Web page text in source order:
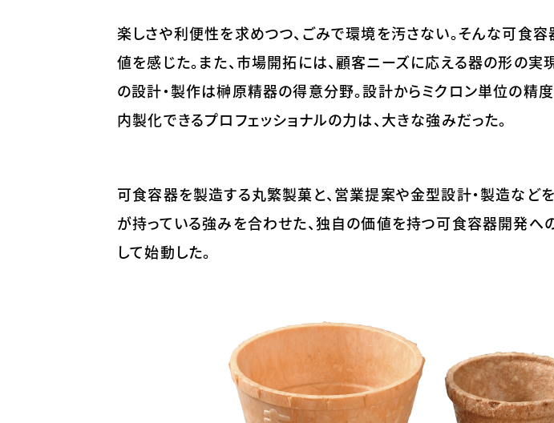
楽しさや利便性を求めつつ、ごみで環境を汚さない。そんな可食
値を感じた。また、市場開拓には、顧客ニーズに応える器の形の
の設計・製作は榊原精器の得意分野。設計からミクロン単位の精
内製化できるプロフェッショナルの力は、大きな強みだった。
可食容器を製造する丸繁製菓と、営業提案や金型設計・製造など
が持っている強みを合わせた、独自の価値を持つ可食容器開発へ
して始動した。